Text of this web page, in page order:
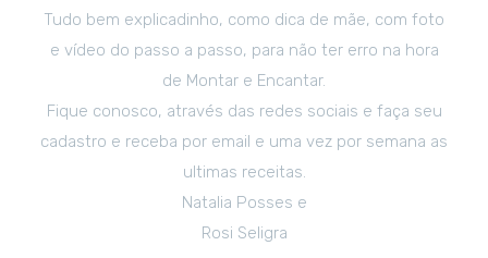
Tudo bem explicadinho, como dica de mãe, com foto
e vídeo do passo a passo, para não ter erro na hora
de Montar e Encantar.
Fique conosco, através das redes sociais e faça seu
cadastro e receba por email e uma vez por semana as
ultimas receitas.
Natalia Posses e
Rosi Seligra